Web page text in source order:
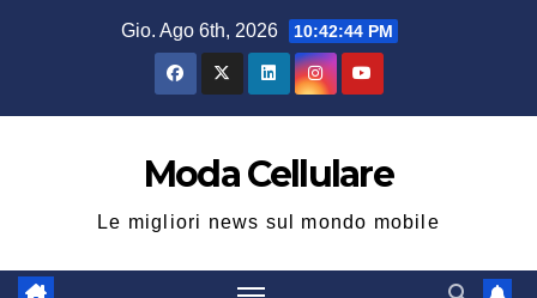
Gio. Ago 6th, 2026 10:42:44 PM
Moda Cellulare
Le migliori news sul mondo mobile